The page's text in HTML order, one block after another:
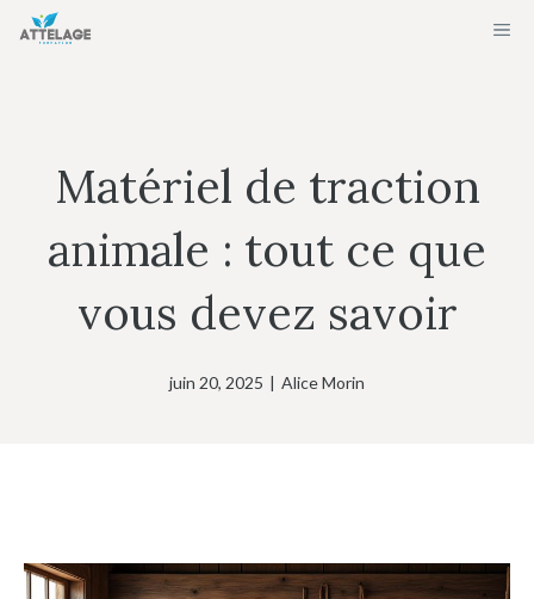
Aller
Matériel de traction
animale : tout ce que
vous devez savoir
juin 20, 2025 | Alice Morin